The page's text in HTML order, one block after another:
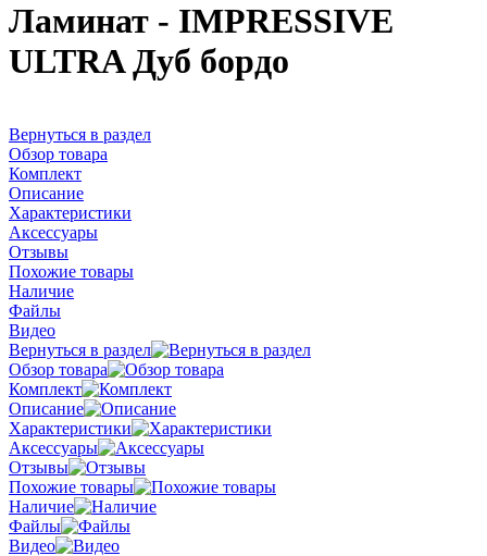
Ламинат - IMPRESSIVE
ULTRA Дуб бордо
Вернуться в раздел
Обзор товара
Комплект
Описание
Характеристики
Аксессуары
Отзывы
Похожие товары
Наличие
Файлы
Видео
Вернуться в раздел
Обзор товара
Комплект
Описание
Характеристики
Аксессуары
Отзывы
Похожие товары
Наличие
Файлы
Видео